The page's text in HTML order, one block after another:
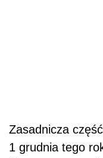
Zasadnicza
1 grudnia tego